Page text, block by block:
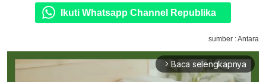
Ikuti Whatsapp Channel Republika
sumber : Antara
arrow_forward_ios Baca selengkapnya